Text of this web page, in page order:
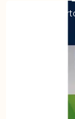
Accus AA